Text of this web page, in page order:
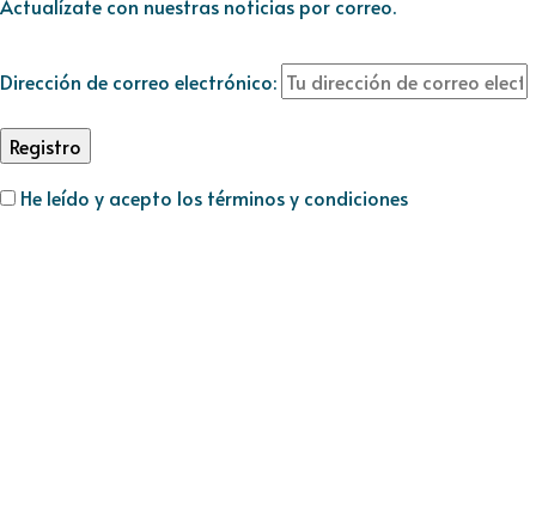
Actualízate con nuestras noticias por correo.
Dirección de correo electrónico:
He leído y acepto los términos y condiciones